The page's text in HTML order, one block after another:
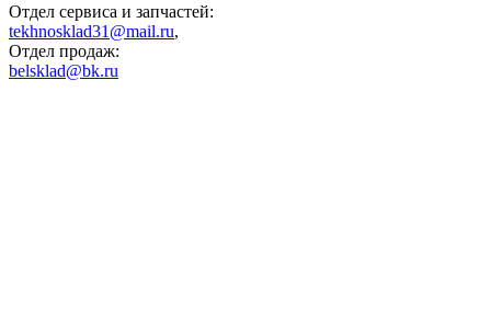
Отдел сервиса и запчастей:
tekhnosklad31@mail.ru,
Отдел продаж:
belsklad@bk.ru